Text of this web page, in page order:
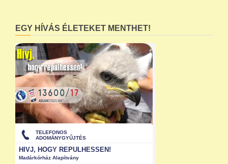
EGY HÍVÁS ÉLETEKET MENTHET!